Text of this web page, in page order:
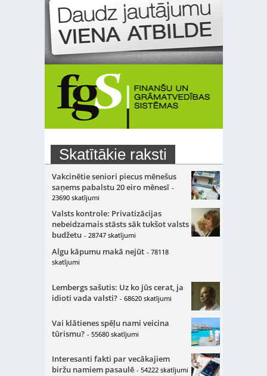
Skatītākie raksti
Vakcinētie seniori piecus mēnešus
saņems pabalstu 20 eiro mēnesī -
23690 skatījumi
Valsts kontrole: Privatizācijas
nebeidzamais stāsts sāk tukšot valsts
budžetu - 28747 skatījumi
Algu kāpumu makā nejūt - 78118
skatījumi
Lembergs sašutis: Uz ko jūs cerat, ja
idioti vada valsti? - 68620 skatījumi
Vai klātienes spēļu nami veicina
tūrismu? - 55680 skatījumi
Interesanti fakti par vecākajiem
biržu namiem pasaulē - 54222 skatījumi